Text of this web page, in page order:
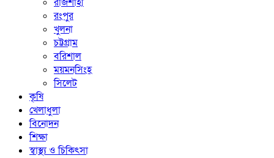
রংপুর
খুলনা
চট্টগ্রাম
বরিশাল
ময়মনসিংহ
সিলেট
কৃষি
খেলাধুলা
বিনোদন
শিক্ষা
স্বাস্থ্য ও চিকিৎসা